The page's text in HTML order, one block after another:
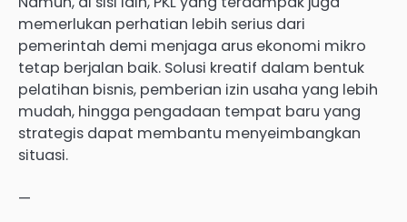
memerlukan perhatian lebih serius dari
pemerintah demi menjaga arus ekonomi mikro
tetap berjalan baik. Solusi kreatif dalam bentuk
pelatihan bisnis, pemberian izin usaha yang lebih
mudah, hingga pengadaan tempat baru yang
strategis dapat membantu menyeimbangkan
situasi.
—